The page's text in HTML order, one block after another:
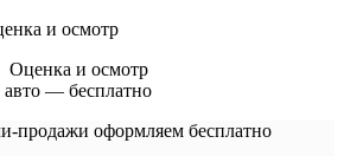
Оценка и осмотр
авто — бесплатно